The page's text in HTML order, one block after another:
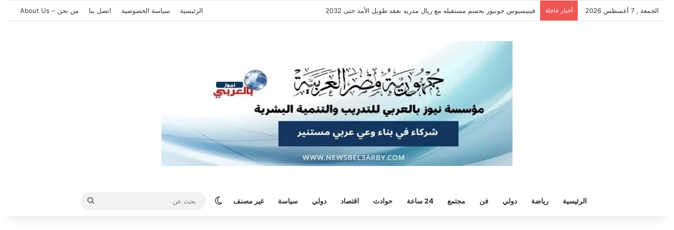
الجمعة , 7 أغسطس 2026 أخبار عاجلة فينيسيوس جونيور يحسم مستقبله مع ريال مدريد بعقد طويل الأمد حتى 2032 الرئيسية سياسة الخصوصية اتصل بنا من نحن – About Us
الرئيسية رياضة دولي فن مجتمع 24 ساعة حوادث اقتصاد دولي سياسة غير مصنف الوضع المظلم
بحث